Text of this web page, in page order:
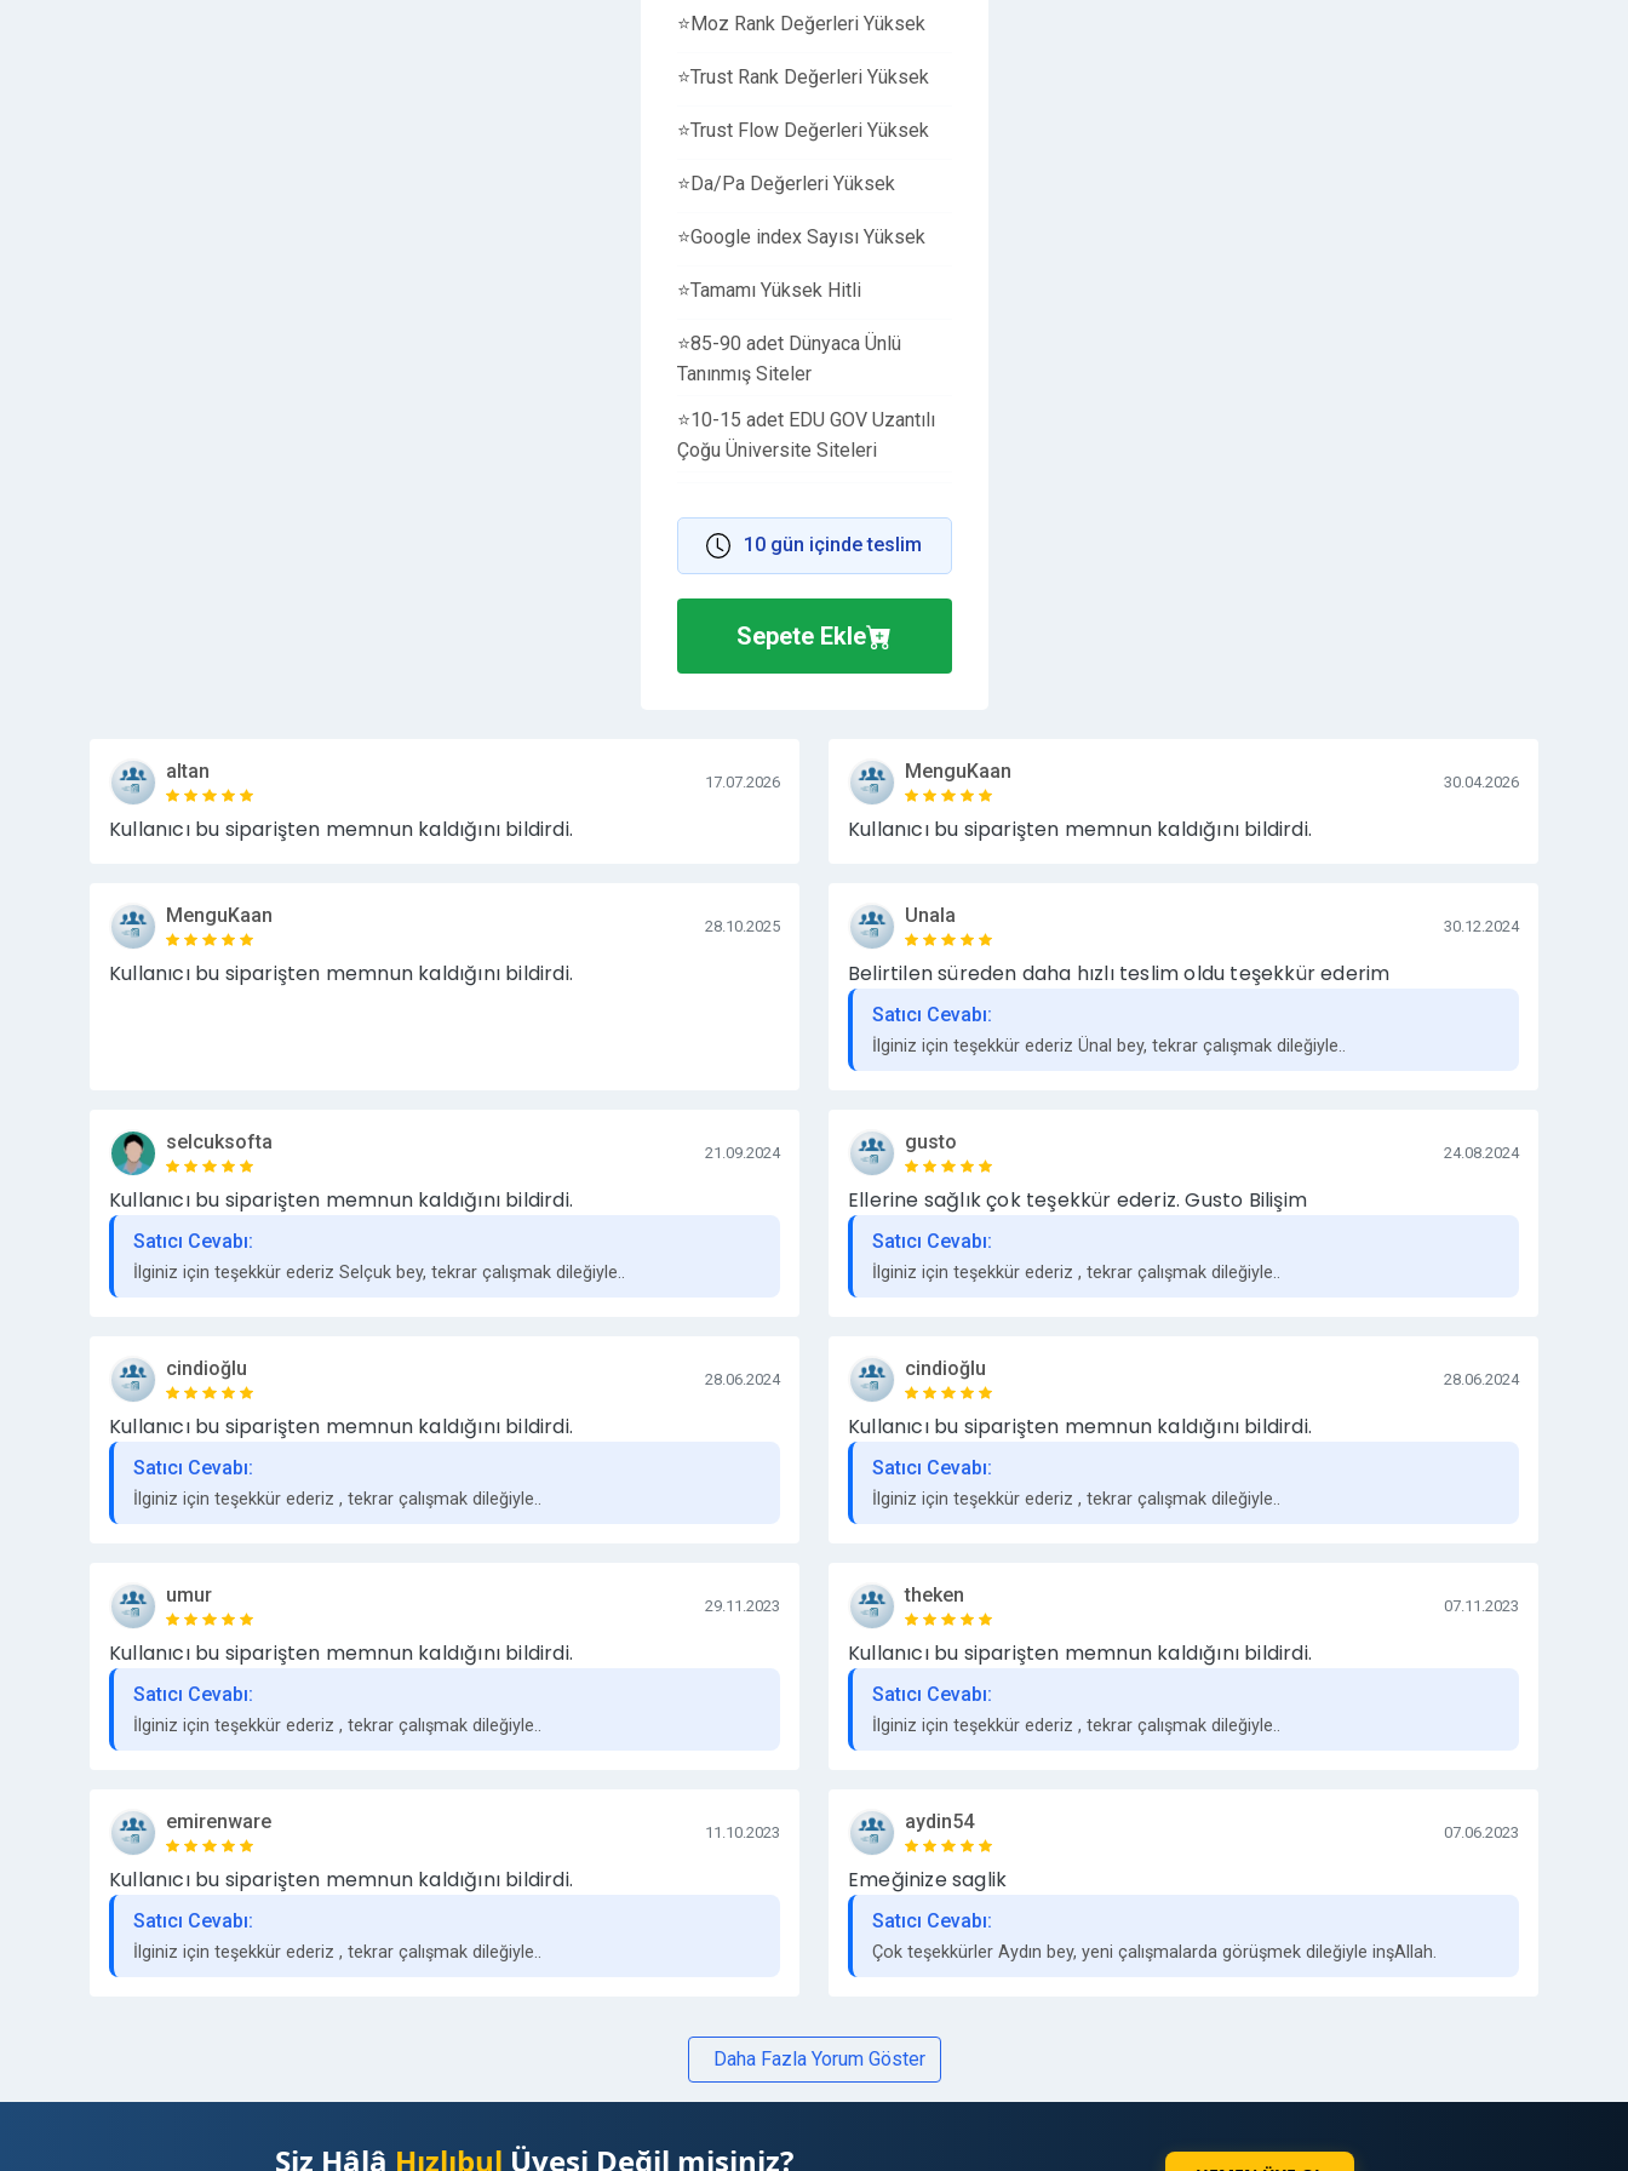
sorumluluğu size aittir. kendiliğinden indexlenmesi siteniz için daha yararlı olacaktır.
kaliteli olması için hizmet verdiğimiz siteleri bazen yeniliyoruz, bundan ötürü 3-5 gün uzayabilmektedir)
Çalışma için istenen bilgiler;
1 anahtar kelime:
⭐️Moz Rank Değerleri Yüksek
⭐️Trust Rank Değerleri Yüksek
⭐️Trust Flow Değerleri Yüksek
⭐️Da/Pa Değerleri Yüksek
⭐️Google index Sayısı Yüksek
⭐️Tamamı Yüksek Hitli
⭐85-90 adet Dünyaca Ünlü
Tanınmış Siteler
⭐️10-15 adet EDU GOV Uzantılı
Çoğu Üniversite Siteleri
Çalışması10 gün içinde teslim
Sepete Ekle
altan 17.07.2026
Kullanıcı bu siparişten memnun kaldığını bildirdi.
MenguKaan 30.04.2026
Kullanıcı bu siparişten memnun kaldığını bildirdi.
MenguKaan 28.10.2025
Kullanıcı bu siparişten memnun kaldığını bildirdi.
Unala 30.12.2024
Belirtilen süreden daha hızlı teslim oldu teşekkür ederim
Satıcı Cevabı:
İlginiz için teşekkür ederiz Ünal bey, tekrar çalışmak dileğiyle..
selcuksofta 21.09.2024
Kullanıcı bu siparişten memnun kaldığını bildirdi.
Satıcı Cevabı:
İlginiz için teşekkür ederiz Selçuk bey, tekrar çalışmak dileğiyle..
gusto 24.08.2024
Ellerine sağlık çok teşekkür ederiz. Gusto Bilişim
Satıcı Cevabı:
İlginiz için teşekkür ederiz , tekrar çalışmak dileğiyle..
cindioğlu 28.06.2024
Kullanıcı bu siparişten memnun kaldığını bildirdi.
Satıcı Cevabı:
İlginiz için teşekkür ederiz , tekrar çalışmak dileğiyle..
cindioğlu 28.06.2024
Kullanıcı bu siparişten memnun kaldığını bildirdi.
Satıcı Cevabı:
İlginiz için teşekkür ederiz , tekrar çalışmak dileğiyle..
umur 29.11.2023
Kullanıcı bu siparişten memnun kaldığını bildirdi.
Satıcı Cevabı:
İlginiz için teşekkür ederiz , tekrar çalışmak dileğiyle..
theken 07.11.2023
Kullanıcı bu siparişten memnun kaldığını bildirdi.
Satıcı Cevabı:
İlginiz için teşekkür ederiz , tekrar çalışmak dileğiyle..
emirenware 11.10.2023
Kullanıcı bu siparişten memnun kaldığını bildirdi.
Satıcı Cevabı:
İlginiz için teşekkür ederiz , tekrar çalışmak dileğiyle..
aydin54 07.06.2023
Emeğinize saglik
Satıcı Cevabı:
Çok teşekkürler Aydın bey, yeni çalışmalarda görüşmek dileğiyle inşAllah.
Daha Fazla Yorum Göster
Siz Hâlâ Hızlıbul Üyesi Değil misiniz?